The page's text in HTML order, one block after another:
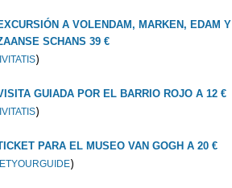
A VOLENDAM, MARKEN, EDAM Y
SCHANS 39 €
)
GUIADA POR EL BARRIO ROJO A 12 €
)
PARA EL MUSEO VAN GOGH A 20 €
)